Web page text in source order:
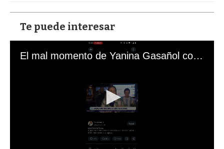
Te puede interesar
El mal momento de Yanina Gasañol con un hincha argentino en "Subrayado"